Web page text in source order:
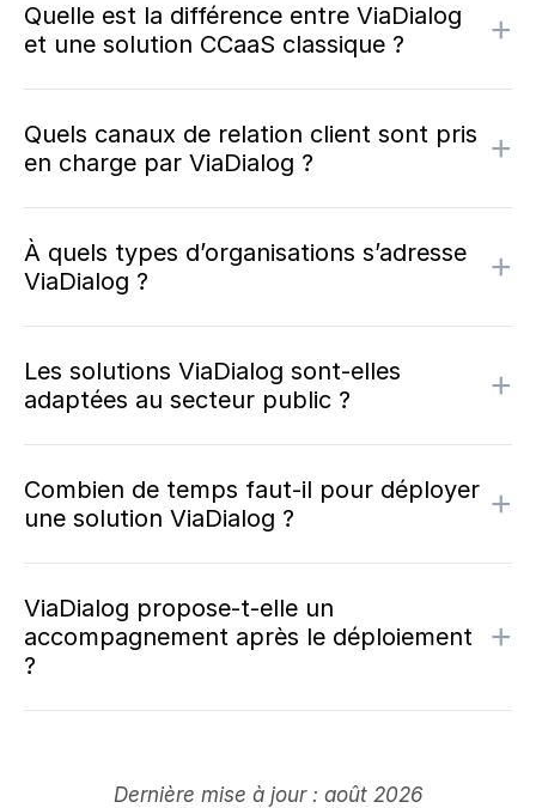
Quelle est la différence entre ViaDialog
et une solution CCaaS classique ?
+
Quels canaux de relation client sont pris
en charge par ViaDialog ?
+
À quels types d’organisations s’adresse
ViaDialog ?
+
Les solutions ViaDialog sont-elles
adaptées au secteur public ?
+
Combien de temps faut-il pour déployer
une solution ViaDialog ?
+
ViaDialog propose-t-elle un
accompagnement après le déploiement
?
+
Dernière mise à jour : août 2026